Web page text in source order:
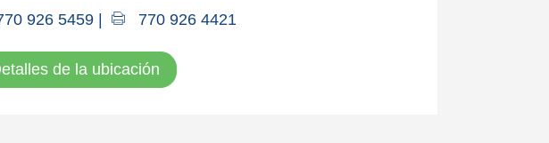
926 5459 770 926 4421
de la ubicación